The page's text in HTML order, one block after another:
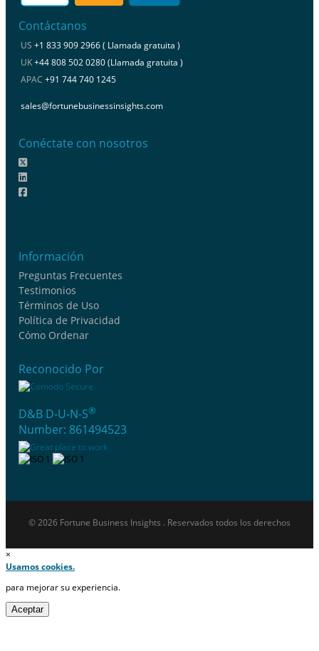
Contáctanos
US +1 833 909 2966 ( Llamada gratuita )
UK+44 808 502 0280 (Llamada gratuita )
APAC +91 744 740 1245
sales@fortunebusinessinsights.com
Conéctate con nosotros
Información
Preguntas Frecuentes
Testimonios
Términos de Uso
Política de Privacidad
Cómo Ordenar
Reconocido Por
D&B D-U-N-S®
Number: 861494523
© 2026 Fortune Business Insights . Reservados todos los derechos
×
Usamos cookies.
para mejorar su experiencia.
Aceptar